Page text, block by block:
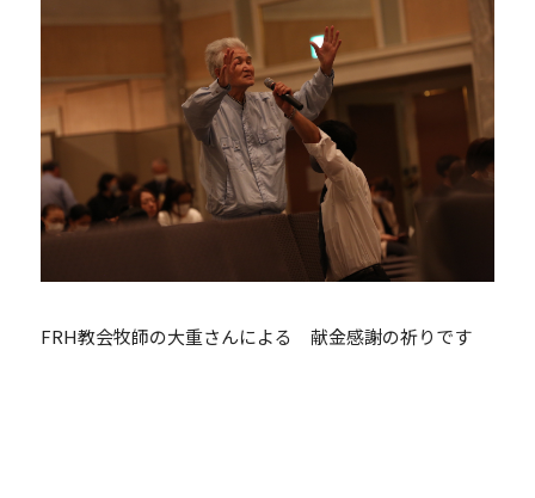
FRH教会牧師の大重さんによる 献金感謝の祈りです